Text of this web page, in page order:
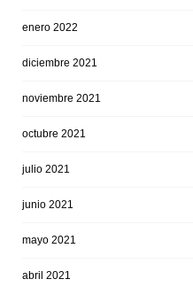
enero 2022
diciembre 2021
noviembre 2021
octubre 2021
julio 2021
junio 2021
mayo 2021
abril 2021